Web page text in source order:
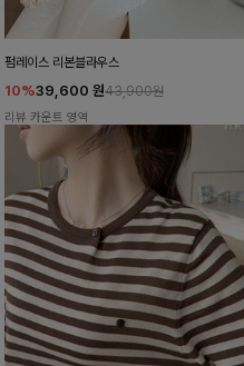
펌레이스 리본블라우스
10%39,600 원43,900원
리뷰 카운트 영역